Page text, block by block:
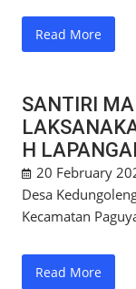
Read More
SANTIRI
H
20 February
Desa
Kecamatan
Read More